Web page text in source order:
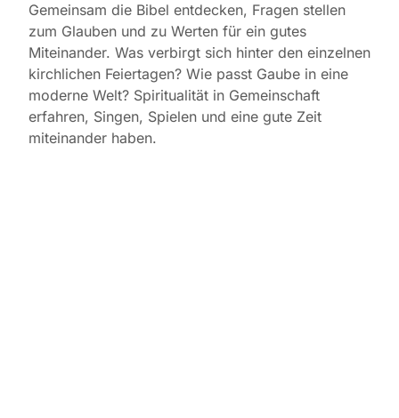
Gemeinsam die Bibel entdecken, Fragen stellen
zum Glauben und zu Werten für ein gutes
Miteinander. Was verbirgt sich hinter den einzelnen
kirchlichen Feiertagen? Wie passt Gaube in eine
moderne Welt? Spiritualität in Gemeinschaft
erfahren, Singen, Spielen und eine gute Zeit
miteinander haben.